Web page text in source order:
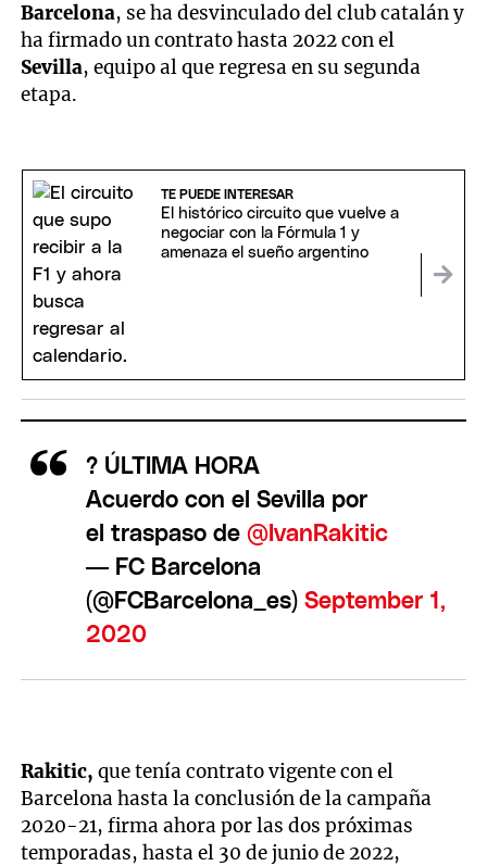
Barcelona, se ha desvinculado del club catalán y
ha firmado un contrato hasta 2022 con el
Sevilla, equipo al que regresa en su segunda
etapa.
TE PUEDE INTERESAR
El histórico circuito que vuelve a
negociar con la Fórmula 1 y
amenaza el sueño argentino
? ÚLTIMA HORA
Acuerdo con el Sevilla por
el traspaso de @IvanRakitic
— FC Barcelona
(@FCBarcelona_es) September 1,
2020
Rakitic, que tenía contrato vigente con el
Barcelona hasta la conclusión de la campaña
2020-21, firma ahora por las dos próximas
temporadas, hasta el 30 de junio de 2022,